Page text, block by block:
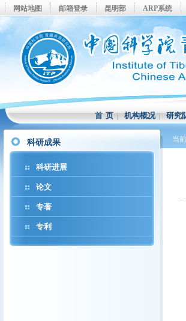
网站地图 邮箱登录 昆明部 ARP系统
首 页|机构概况|研究
科研成果
科研进展
论文
专著
专利
当